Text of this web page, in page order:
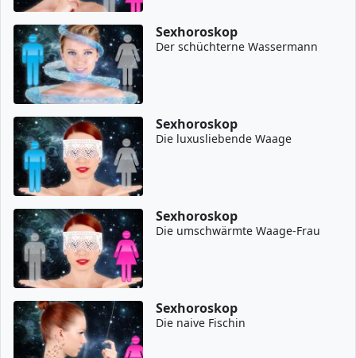
Sexhoroskop
Der schüchterne Wassermann
Sexhoroskop
Die luxusliebende Waage
Sexhoroskop
Die umschwärmte Waage-Frau
Sexhoroskop
Die naive Fischin